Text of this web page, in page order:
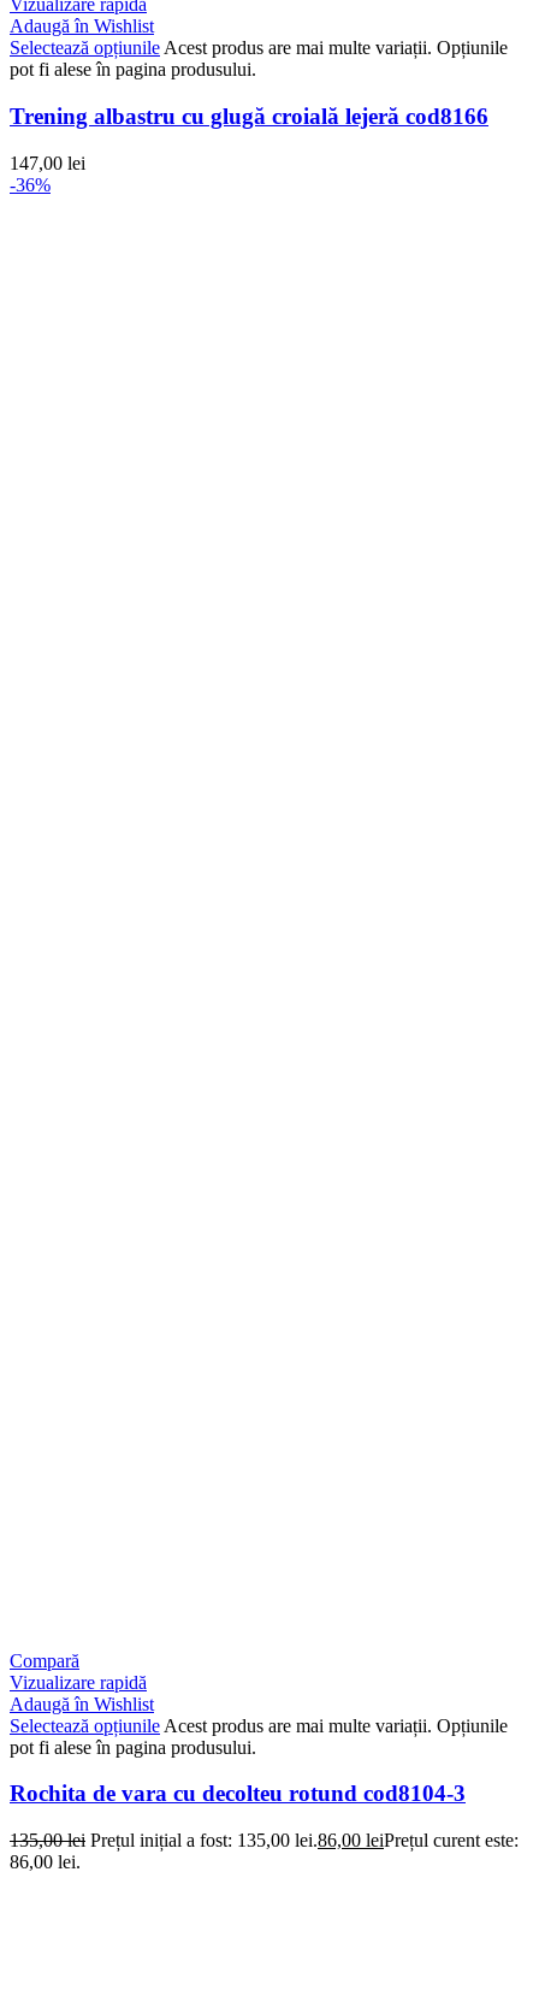
Vizualizare rapidă
Adaugă în Wishlist
Selectează opțiunile Acest produs are mai multe variații. Opțiunile
pot fi alese în pagina produsului.
Trening albastru cu glugă croială lejeră cod8166
147,00 lei
-36%
Compară
Vizualizare rapidă
Adaugă în Wishlist
Selectează opțiunile Acest produs are mai multe variații. Opțiunile
pot fi alese în pagina produsului.
Rochita de vara cu decolteu rotund cod8104-3
135,00lei Prețul inițial a fost: 135,00 lei.86,00 leiPrețul curent este:
86,00 lei.